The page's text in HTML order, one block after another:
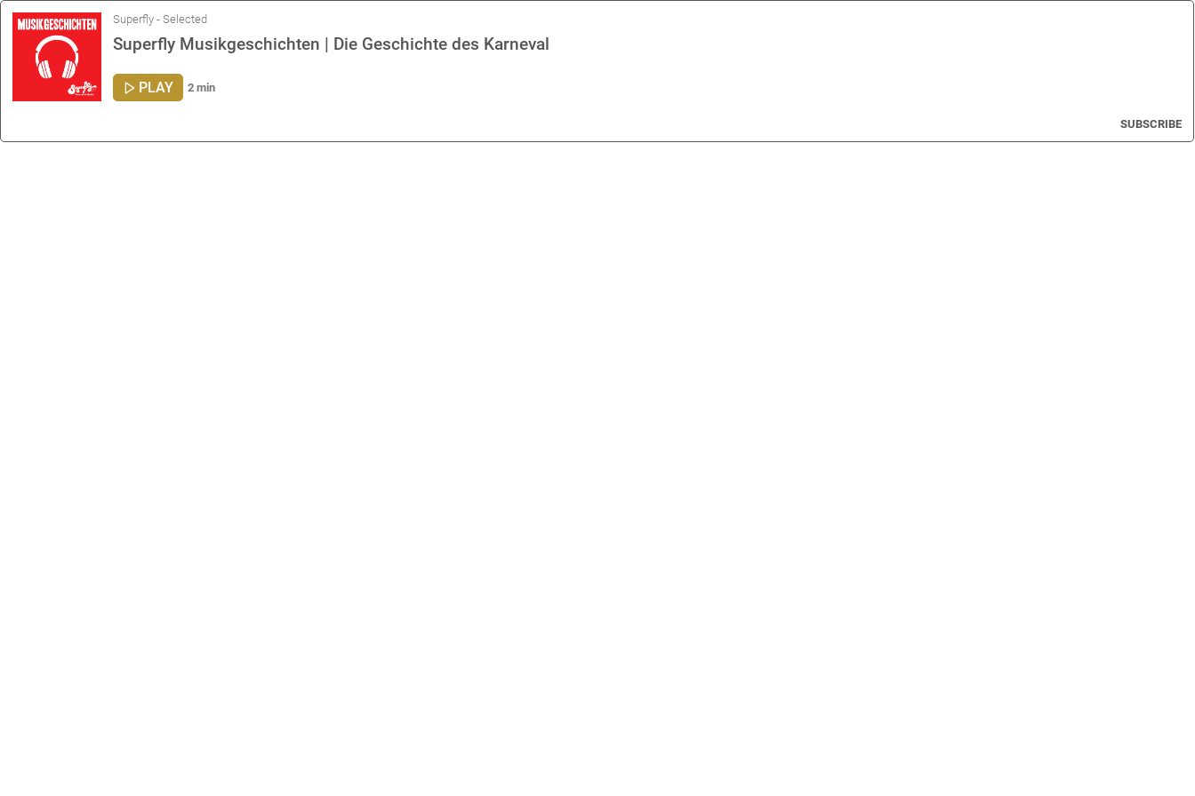
Superfly - Selected
Superfly Musikgeschichten | Die Geschichte des Karneval
PLAY 2 min
SUBSCRIBE